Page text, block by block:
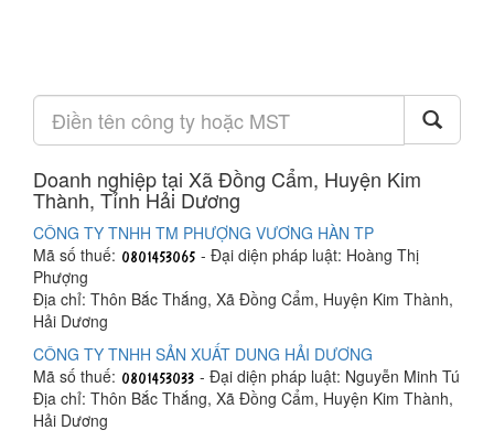
Doanh nghiệp tại Xã Đồng Cẩm, Huyện Kim
Thành, Tỉnh Hải Dương
CÔNG TY TNHH TM PHƯỢNG VƯƠNG HÀN TP
Mã số thuế:
- Đại diện pháp luật: Hoàng Thị
Phượng
Địa chỉ: Thôn Bắc Thắng, Xã Đồng Cẩm, Huyện Kim Thành,
Hải Dương
CÔNG TY TNHH SẢN XUẤT DUNG HẢI DƯƠNG
Mã số thuế:
- Đại diện pháp luật: Nguyễn Minh Tú
Địa chỉ: Thôn Bắc Thắng, Xã Đồng Cẩm, Huyện Kim Thành,
Hải Dương